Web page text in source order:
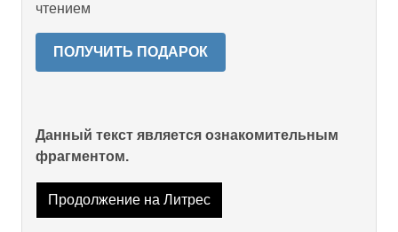
чтением
ПОЛУЧИТЬ ПОДАРОК
Данный текст является ознакомительным
фрагментом.
Продолжение на Литрес